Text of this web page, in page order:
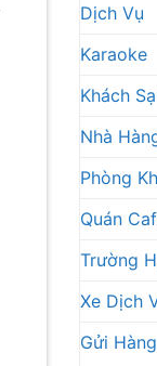
Dịch Vụ
Karaoke
Khách
Nhà
Phòng
Quán
Trường
Xe Dịch
Gửi Hàng